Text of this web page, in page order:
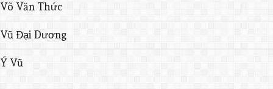
Võ Văn Thức
Vũ Đại Dương
Ý Vũ